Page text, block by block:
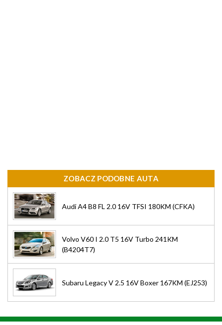
ZOBACZ PODOBNE AUTA
Audi A4 B8 FL 2.0 16V TFSI 180KM (CFKA)
Volvo V60 I 2.0 T5 16V Turbo 241KM
(B4204T7)
Subaru Legacy V 2.5 16V Boxer 167KM (EJ253)